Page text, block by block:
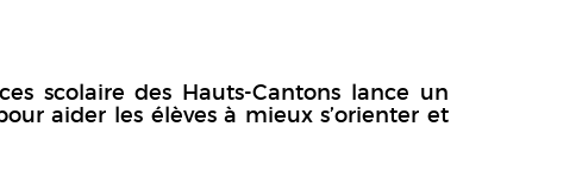
scolaire des Hauts-Cantons lance un
aider les élèves à mieux s’orienter et